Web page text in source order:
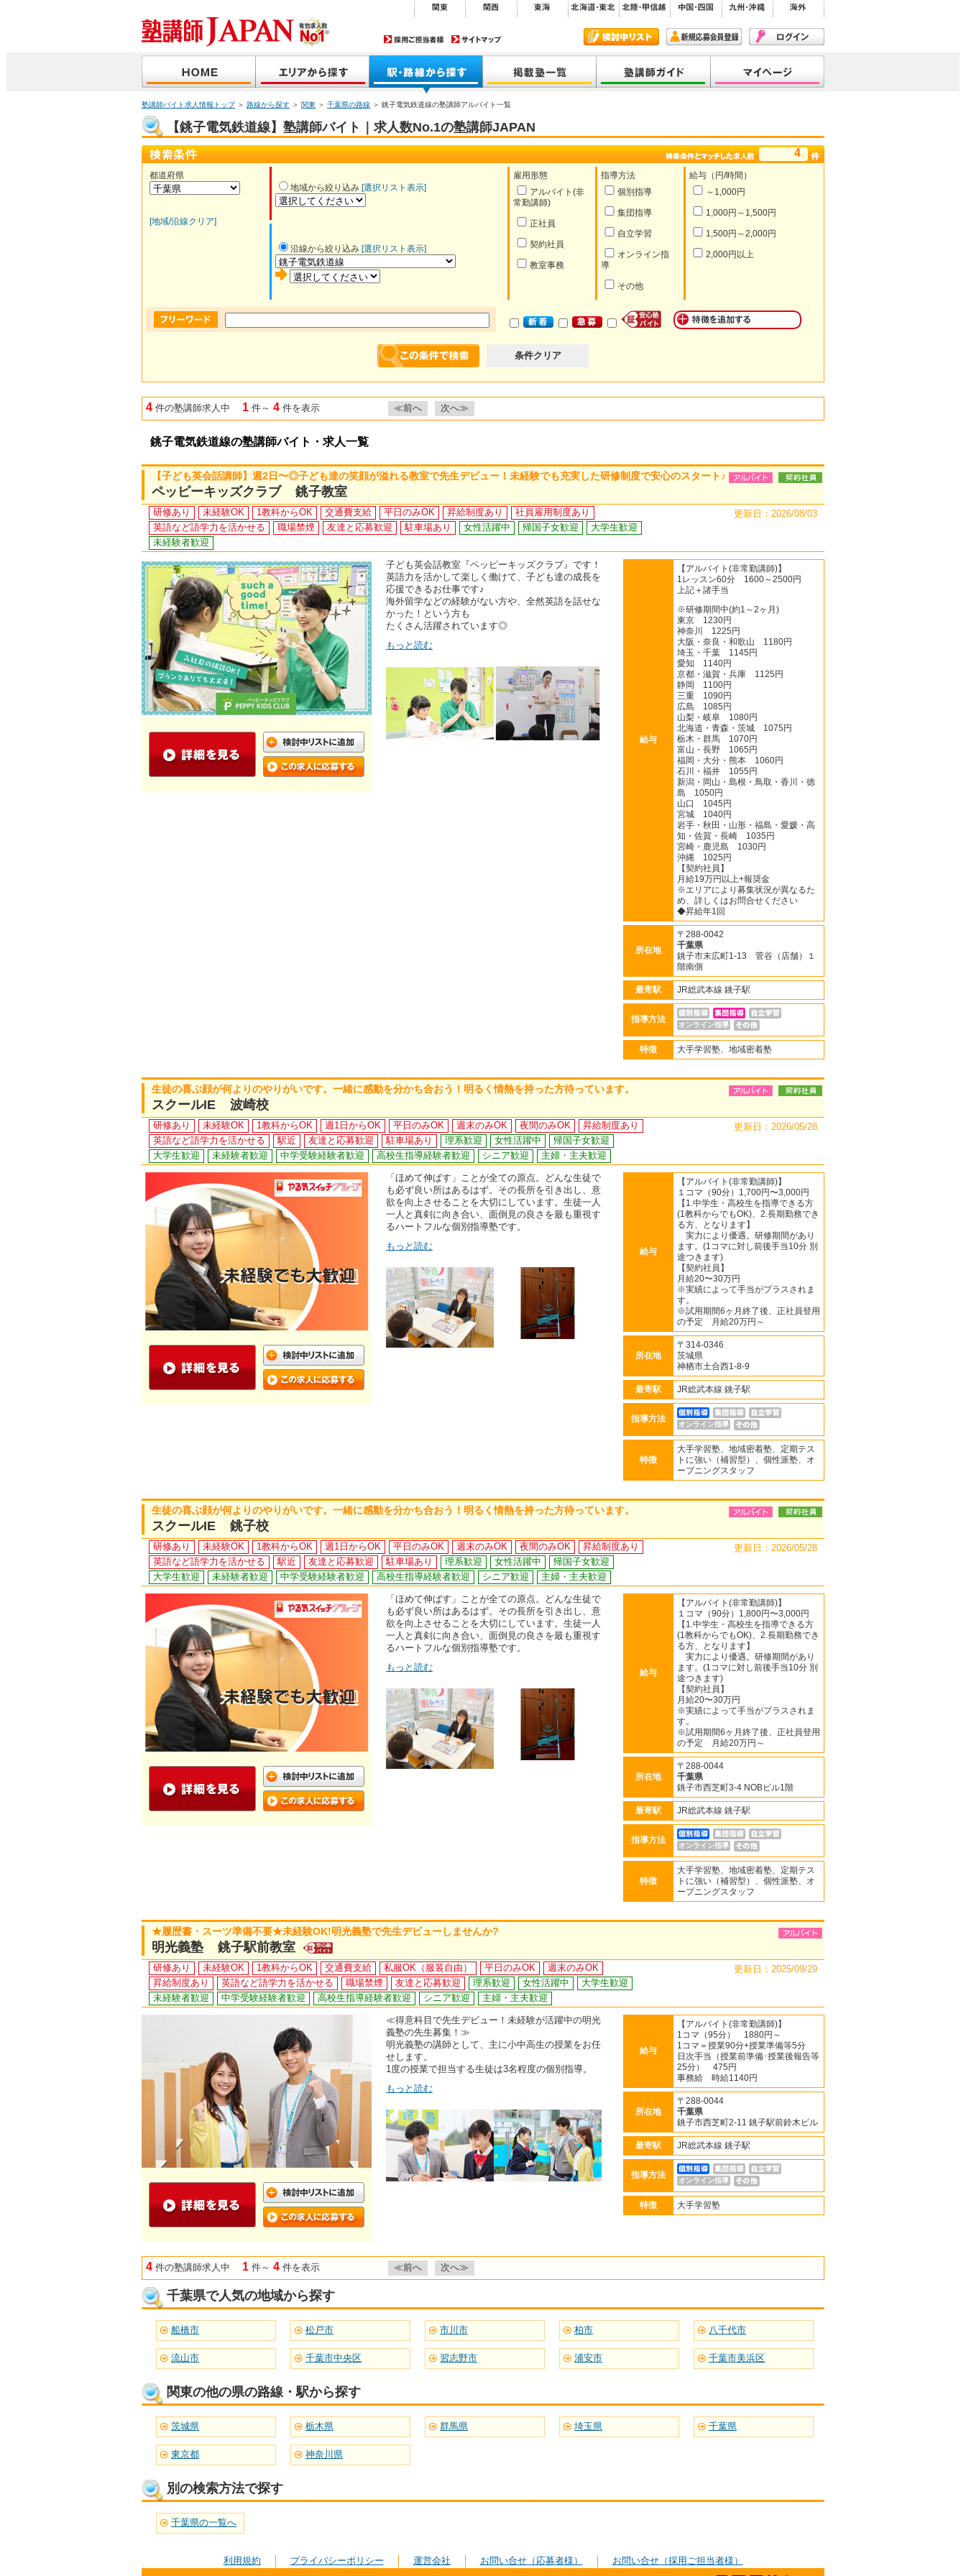
塾講師バイト求人情報トップ＞ 路線から探す ＞ 関東 ＞ 千葉県の路線 ＞ 銚子電気鉄道線の塾講師アルバイト一覧
【銚子電気鉄道線】塾講師バイト｜求人数No.1の塾講師JAPAN
4
都道府県
[地域/沿線クリア]
地域から絞り込み [選択リスト表示]
雇用形態
アルバイト(非
常勤講師)
正社員
契約社員
教室事務
指導方法
個別指導
集団指導
自立学習
オンライン指
導
その他
給与（円/時間）
～1,000円
1,000円～1,500円
1,500円～2,000円
2,000円以上
沿線から絞り込み [選択リスト表示]
条件クリア
4 件の塾講師求人中 1 件～ 4 件を表示 ≪前へ 次へ≫
銚子電気鉄道線の塾講師バイト・求人一覧
【子ども英会話講師】週2日〜◎子ども達の笑顔が溢れる教室で先生デビュー！未経験でも充実した研修制度で安心のスタート♪
ペッピーキッズクラブ 銚子教室
研修あり 未経験OK 1教科からOK 交通費支給 平日のみOK 昇給制度あり
社員雇用制度あり
英語など語学力を活かせる
職場禁煙 友達と応募歓迎 駐車場あり 女性活躍中 帰国子女歓迎
大学生歓迎
未経験者歓迎
更新日：2026/08/03
子ども英会話教室『ペッピーキッズクラブ』です！
英語力を活かして楽しく働けて、子ども達の成長を
応援できるお仕事です♪
海外留学などの経験がない方や、全然英語を話せな
かった！という方も
たくさん活躍されています◎
もっと読む
給与
【アルバイト(非常勤講師)】
1レッスン60分 1600～2500円
上記＋諸手当
※研修期間中(約1～2ヶ月)
東京 1230円
神奈川 1225円
大阪・奈良・和歌山 1180円
埼玉・千葉 1145円
愛知 1140円
京都・滋賀・兵庫 1125円
静岡 1100円
三重 1090円
広島 1085円
山梨・岐阜 1080円
北海道・青森・茨城 1075円
栃木・群馬 1070円
富山・長野 1065円
福岡・大分・熊本 1060円
石川・福井 1055円
新潟・岡山・島根・鳥取・香川・徳
島 1050円
山口 1045円
宮城 1040円
岩手・秋田・山形・福島・愛媛・高
知・佐賀・長崎 1035円
宮崎・鹿児島 1030円
沖縄 1025円
【契約社員】
月給19万円以上+報奨金
※エリアにより募集状況が異なるた
め、詳しくはお問合せください
◆昇給年1回
所在地
〒288-0042
千葉県
銚子市末広町1-13 菅谷（店舗）１
階南側
最寄駅 JR総武本線 銚子駅
指導方法
オンライン指導
特徴 大手学習塾、地域密着塾
生徒の喜ぶ顔が何よりのやりがいです。一緒に感動を分かち合おう！明るく情熱を持った方待っています。
スクールIE 波崎校
研修あり 未経験OK 1教科からOK 週1日からOK 平日のみOK 週末のみOK 夜間のみOK
昇給制度あり
英語など語学力を活かせる
駅近 友達と応募歓迎 駐車場あり 理系歓迎 女性活躍中
帰国子女歓迎
大学生歓迎
未経験者歓迎 中学受験経験者歓迎 高校生指導経験者歓迎 シニア歓迎 主婦・主夫歓迎
更新日：2026/05/28
「ほめて伸ばす」ことが全ての原点。どんな生徒で
も必ず良い所はあるはず。その長所を引き出し、意
欲を向上させることを大切にしています。生徒一人
一人と真剣に向き合い、面倒見の良さを最も重視す
るハートフルな個別指導塾です。
もっと読む
給与
【アルバイト(非常勤講師)】
１コマ（90分）1,700円〜3,000円
【1.中学生・高校生を指導できる方
(1教科からでもOK)、2.長期勤務でき
る方、となります】
実力により優遇。研修期間があり
ます。(1コマに対し前後手当10分 別
途つきます)
【契約社員】
月給20〜30万円
※実績によって手当がプラスされま
す。
※試用期間6ヶ月終了後、正社員登用
の予定 月給20万円～
所在地
〒314-0346
茨城県
神栖市土合西1-8-9
最寄駅 JR総武本線 銚子駅
指導方法
オンライン指導
特徴
大手学習塾、地域密着塾、定期テス
トに強い（補習型）、個性派塾、オ
ープニングスタッフ
生徒の喜ぶ顔が何よりのやりがいです。一緒に感動を分かち合おう！明るく情熱を持った方待っています。
スクールIE 銚子校
研修あり 未経験OK 1教科からOK 週1日からOK 平日のみOK 週末のみOK 夜間のみOK
昇給制度あり
英語など語学力を活かせる
駅近 友達と応募歓迎 駐車場あり 理系歓迎 女性活躍中
帰国子女歓迎
大学生歓迎
未経験者歓迎 中学受験経験者歓迎 高校生指導経験者歓迎 シニア歓迎 主婦・主夫歓迎
更新日：2026/05/28
「ほめて伸ばす」ことが全ての原点。どんな生徒で
も必ず良い所はあるはず。その長所を引き出し、意
欲を向上させることを大切にしています。生徒一人
一人と真剣に向き合い、面倒見の良さを最も重視す
るハートフルな個別指導塾です。
もっと読む
給与
【アルバイト(非常勤講師)】
１コマ（90分）1,800円〜3,000円
【1.中学生・高校生を指導できる方
(1教科からでもOK)、2.長期勤務でき
る方、となります】
実力により優遇。研修期間があり
ます。(1コマに対し前後手当10分 別
途つきます)
【契約社員】
月給20〜30万円
※実績によって手当がプラスされま
す。
※試用期間6ヶ月終了後、正社員登用
の予定 月給20万円～
所在地
〒288-0044
千葉県
銚子市西芝町3-4 NOBビル1階
最寄駅 JR総武本線 銚子駅
指導方法
オンライン指導
特徴
大手学習塾、地域密着塾、定期テス
トに強い（補習型）、個性派塾、オ
ープニングスタッフ
★履歴書・スーツ準備不要★未経験OK!明光義塾で先生デビューしませんか?
明光義塾 銚子駅前教室
研修あり 未経験OK 1教科からOK 交通費支給 私服OK（服装自由） 平日のみOK
週末のみOK
昇給制度あり
英語など語学力を活かせる 職場禁煙 友達と応募歓迎 理系歓迎 女性活躍中
大学生歓迎
未経験者歓迎
中学受験経験者歓迎 高校生指導経験者歓迎 シニア歓迎 主婦・主夫歓迎
更新日：2025/09/29
≪得意科目で先生デビュー！未経験が活躍中の明光
義塾の先生募集！≫
明光義塾の講師として、主に小中高生の授業をお任
せします。
1度の授業で担当する生徒は3名程度の個別指導。
もっと読む
給与
【アルバイト(非常勤講師)】
1コマ（95分） 1880円～
1コマ＝授業90分+授業準備等5分
日次手当（授業前準備･授業後報告等
25分） 475円
事務給 時給1140円
所在地
〒288-0044
千葉県
銚子市西芝町2-11 銚子駅前鈴木ビル
最寄駅 JR総武本線 銚子駅
指導方法
オンライン指導
特徴 大手学習塾
4 件の塾講師求人中 1 件～ 4 件を表示 ≪前へ 次へ≫
千葉県で人気の地域から探す
船橋市 松戸市 市川市 柏市 八千代市
流山市 千葉市中央区 習志野市 浦安市 千葉市美浜区
関東の他の県の路線・駅から探す
茨城県 栃木県 群馬県 埼玉県 千葉県
東京都 神奈川県
別の検索方法で探す
千葉県の一覧へ
利用規約 プライバシーポリシー 運営会社 お問い合せ（応募者様） お問い合せ（採用ご担当者様）